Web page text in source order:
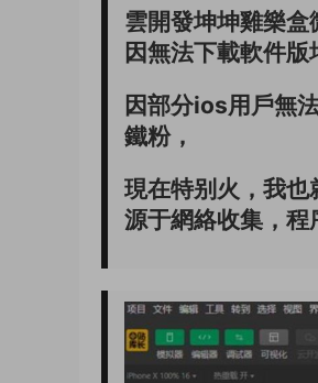
雲開發坤坤雞樂
因無法下載軟件
因部分ios用戶無
鐵粉，
現在特别火，我
源于網絡收集，